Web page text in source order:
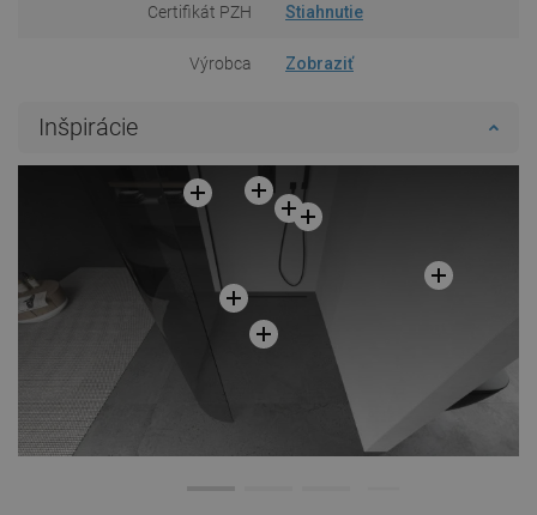
Certifikát PZH Stiahnutie
Výrobca Zobraziť
Inšpirácie